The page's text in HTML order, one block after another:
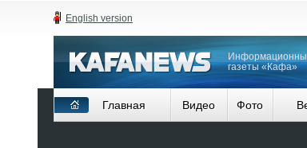
English version
газеты «Кафа»
Главная Видео Фото